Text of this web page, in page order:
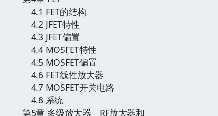
4.1 FET的结构
4.2 JFET特性
4.3 JFET偏置
4.4 MOSFET特性
4.5 MOSFET偏置
4.6 FET线性放大器
4.7 MOSFET开关电路
4.8 系统
第5章 多级放大器、RF放大器和